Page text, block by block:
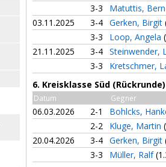
3-3
Matuttis,
03.11.2025
3-4 Gerken, Birgit
3-3
Loop, Angela
21.11.2025
3-4 Steinwender,
3-3
Kretschmer,
6. Kreisklasse Süd (Rückrunde)
Datum Gegner
06.03.2026 2-1
Bohlcks,
2-2
Kluge, Martin
20.04.2026
3-4 Gerken, Birgit
3-3
Müller, Ralf